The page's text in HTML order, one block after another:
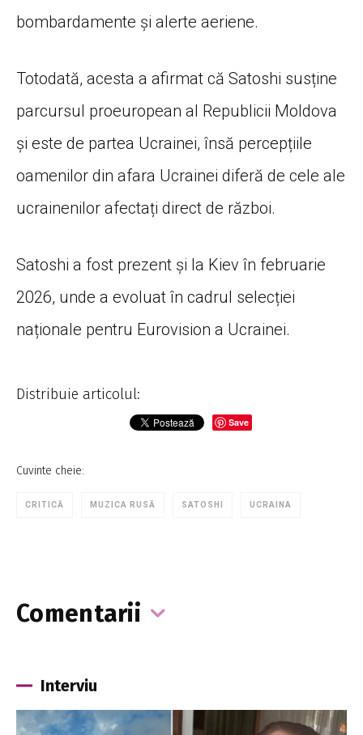
bombardamente și alerte aeriene.
Totodată, acesta a afirmat că Satoshi susține
parcursul proeuropean al Republicii Moldova
și este de partea Ucrainei, însă percepțiile
oamenilor din afara Ucrainei diferă de cele ale
ucrainenilor afectați direct de război.
Satoshi a fost prezent și la Kiev în februarie
2026, unde a evoluat în cadrul selecției
naționale pentru Eurovision a Ucrainei.
Distribuie articolul:
Save
Cuvinte cheie:
CRITICĂ MUZICA RUSĂ SATOSHI UCRAINA
Comentarii
Interviu